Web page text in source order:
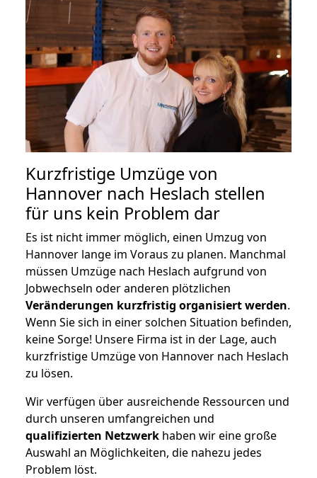
Kurzfristige Umzüge von
Hannover nach Heslach stellen
für uns kein Problem dar
Es ist nicht immer möglich, einen Umzug von
Hannover lange im Voraus zu planen. Manchmal
müssen Umzüge nach Heslach aufgrund von
Jobwechseln oder anderen plötzlichen
Veränderungen kurzfristig organisiert werden.
Wenn Sie sich in einer solchen Situation befinden,
keine Sorge! Unsere Firma ist in der Lage, auch
kurzfristige Umzüge von Hannover nach Heslach
zu lösen.
Wir verfügen über ausreichende Ressourcen und
durch unseren umfangreichen und
qualifizierten Netzwerk haben wir eine große
Auswahl an Möglichkeiten, die nahezu jedes
Problem löst.